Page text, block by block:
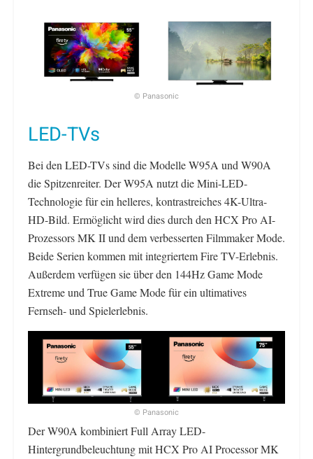
© Panasonic
LED-TVs
Bei den LED-TVs sind die Modelle W95A und W90A
die Spitzenreiter. Der W95A nutzt die Mini-LED-
Technologie für ein helleres, kontrastreiches 4K-Ultra-
HD-Bild. Ermöglicht wird dies durch den HCX Pro AI-
Prozessors MK II und dem verbesserten Filmmaker Mode.
Beide Serien kommen mit integriertem Fire TV-Erlebnis.
Außerdem verfügen sie über den 144Hz Game Mode
Extreme und True Game Mode für ein ultimatives
Fernseh- und Spielerlebnis.
© Panasonic
Der W90A kombiniert Full Array LED-
Hintergrundbeleuchtung mit HCX Pro AI Processor MK